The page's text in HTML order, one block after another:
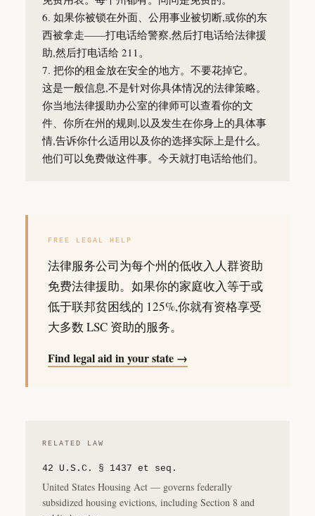
6. 如果你被锁在外面、公用事业被切断,或你的东
西被拿走——打电话给警察,然后打电话给法律援
助,然后打电话给 211。
7. 把你的租金放在安全的地方。不要花掉它。
这是一般信息,不是针对你具体情况的法律策略。
你当地法律援助办公室的律师可以查看你的文
件、你所在州的规则,以及发生在你身上的具体事
情,告诉你什么适用以及你的选择实际上是什么。
他们可以免费做这件事。今天就打电话给他们。
FREE LEGAL HELP
法律服务公司为每个州的低收入人群资助
免费法律援助。如果你的家庭收入等于或
低于联邦贫困线的 125%,你就有资格享受
大多数 LSC 资助的服务。
Find legal aid in your state →
RELATED LAW
42 U.S.C. § 1437 et seq.
United States Housing Act — governs federally
subsidized housing evictions, including Section 8 and